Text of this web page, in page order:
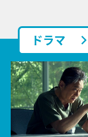
ドラマ